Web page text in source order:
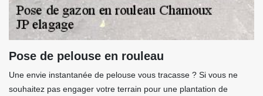
Pose de pelouse en rouleau
Une envie instantanée de pelouse vous tracasse ? Si vous ne
souhaitez pas engager votre terrain pour une plantation de